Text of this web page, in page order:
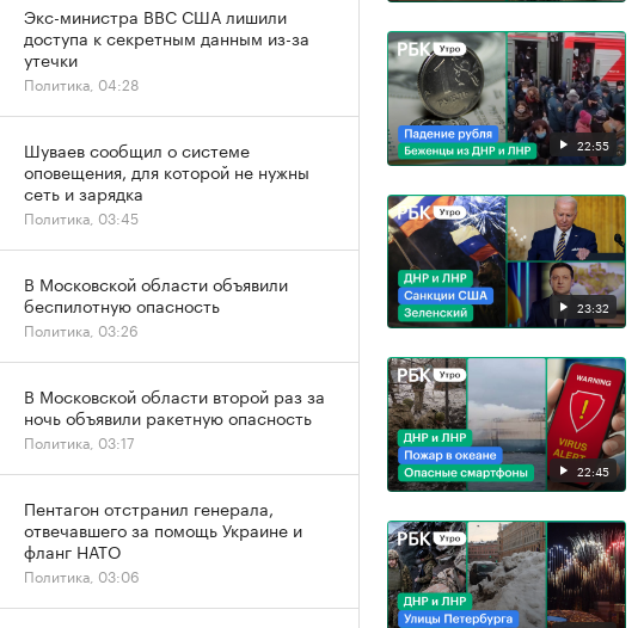
22:55
23:32
22:45
Экс-министра ВВС США лишили
доступа к секретным данным из-за
утечки
Политика, 04:28
Шуваев сообщил о системе
оповещения, для которой не нужны
сеть и зарядка
Политика, 03:45
В Московской области объявили
беспилотную опасность
Политика, 03:26
В Московской области второй раз за
ночь объявили ракетную опасность
Политика, 03:17
Пентагон отстранил генерала,
отвечавшего за помощь Украине и
фланг НАТО
Политика, 03:06